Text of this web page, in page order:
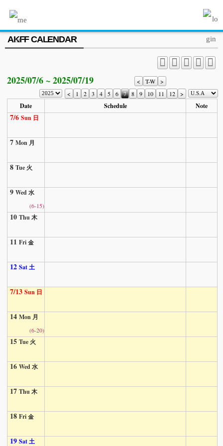
AKFF CALENDAR
2025/07/6 ~ 2025/07/19 < T-W
>
<
1 2 3 4 5 6 7 8 9 10 11 12 >
Date Schedule Note
7/6 Sun 日
7 Mon 月
8 Tue 火
9 Wed 水
(6-15)
10 Thu 木
11 Fri 金
12 Sat 土
7/13 Sun 日
14 Mon 月
(6-20)
15 Tue 火
16 Wed 水
17 Thu 木
18 Fri 金
19 Sat 土
MENU
ABOUT US
PRESS/MEDIA
JOIN & SUPPORT
CALENDAR
HISTORY